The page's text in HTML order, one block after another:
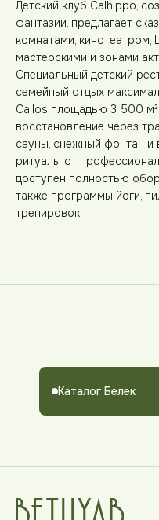
Детский клуб Calhippo,
фантазии, предлагает
комнатами, кинотеатром,
мастерскими и зонами
Специальный детский
семейный отдых
Callos площадью 3 500 м²
восстановление через
сауны, снежный фонтан
ритуалы от
доступен полностью
также программы йоги,
тренировок.
Каталог Белек